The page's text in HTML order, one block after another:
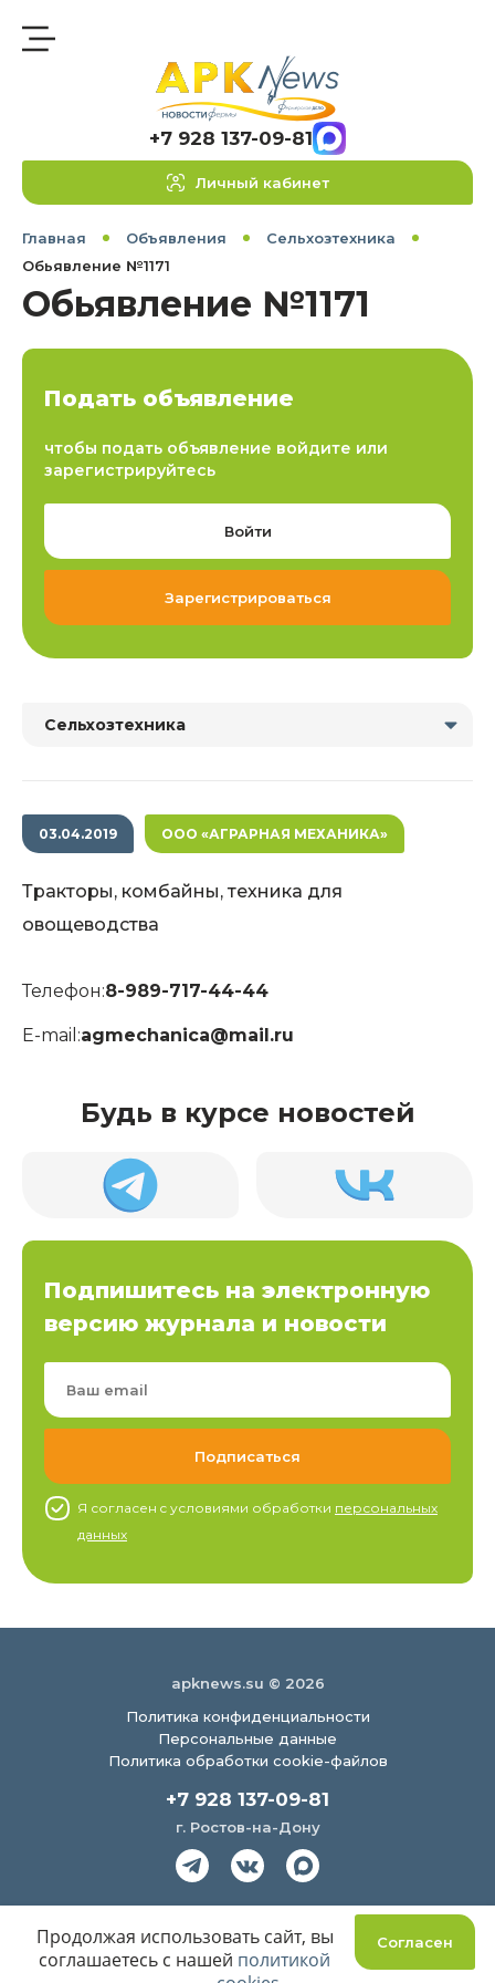
+7 928 137-09-81
Личный кабинет
Главная Объявления
Сельхозтехника
Обьявление №1171
Обьявление №1171
Подать объявление
чтобы подать объявление войдите или
зарегистрируйтесь
Войти
Зарегистрироваться
Сельхозтехника
03.04.2019 ООО «АГРАРНАЯ МЕХАНИКА»
Тракторы, комбайны, техника для
овощеводства
Телефон:8-989-717-44-44
E-mail:agmechanica@mail.ru
Будь в курсе новостей
Подпишитесь на электронную
версию журнала и новости
Я согласен c условиями обработки персональных
данных
apknews.su © 2026
Политика конфиденциальности
Персональные данные
Политика обработки cookie-файлов
+7 928 137-09-81
г. Ростов-на-Дону
Согласен
Продолжая использовать сайт, вы
соглашаетесь с нашей политикой